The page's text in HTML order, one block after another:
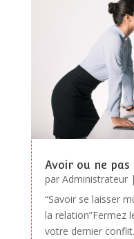
Avoir ou ne
par Administrateur|
“Savoir se laisser
la relation”Fermez
votre dernier